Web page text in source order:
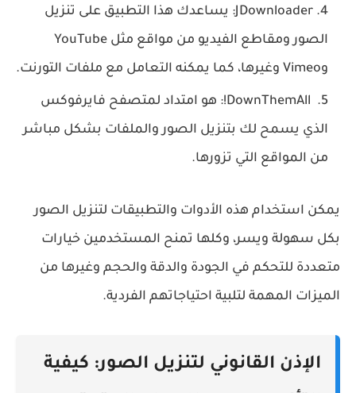
JDownloader: يساعدك هذا التطبيق على تنزيل
الصور ومقاطع الفيديو من مواقع مثل YouTube
وVimeo وغيرها، كما يمكنه التعامل مع ملفات التورنت.
DownThemAll!: هو امتداد لمتصفح فايرفوكس
الذي يسمح لك بتنزيل الصور والملفات بشكل مباشر
من المواقع التي تزورها.
يمكن استخدام هذه الأدوات والتطبيقات لتنزيل الصور
بكل سهولة ويسر، وكلها تمنح المستخدمين خيارات
متعددة للتحكم في الجودة والدقة والحجم وغيرها من
الميزات المهمة لتلبية احتياجاتهم الفردية.
الإذن القانوني لتنزيل الصور: كيفية